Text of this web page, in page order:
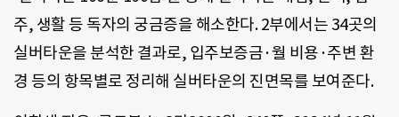
주, 생활 등 독자의 궁금증을 해소한다. 2부에서는 34곳의
실버타운을 분석한 결과로, 입주보증금·월 비용·주변 환
경 등의 항목별로 정리해 실버타운의 진면목를 보여준다.